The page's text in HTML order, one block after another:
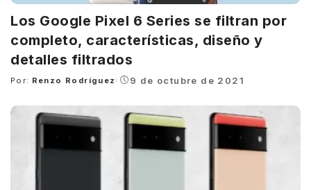
Los Google Pixel 6 Series se filtran por
completo, características, diseño y
detalles filtrados
Posted
Por: Renzo Rodríguez 9 de octubre de 2021